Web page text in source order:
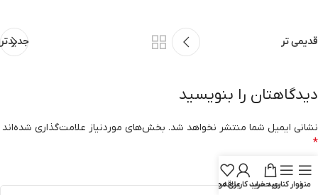
جدیدتر قدیمی تر
دیدگاهتان را بنویسید
نشانی ایمیل شما منتشر نخواهد شد. بخش‌های موردنیاز علامت‌گذاری شده‌اند
*
دیدگاه*
منونوار کناریسبد خرید
حساب کاربری من
علاقه مندی